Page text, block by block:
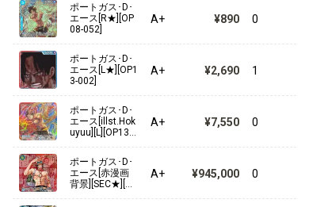
プレミアムブースター ONE PIECE CARD THE BEST ストレ
ージボックスセット
2nd ANNIVERSARY SET
プレミアムカードコレクション -リーダーコレクション-
プレミアムカードコレクション - ベストセレクションvol.3 -
ONE PIECEカードゲーム SOUND LOADER
プレミアムカードコレクション - ベストセレクションvol.2 -
ポートガス･D･
エース[R★][OP
08-052]
A+ ¥890 0
ポートガス･D･
エース[L★][OP1
3-002]
A+ ¥2,690 1
ポートガス･D･
エース[illst.Hok
uyuu][L][OP13-0
A+ ¥7,550 0
ポートガス･D･
エース[赤漫画
背景][SEC★][OP
A+ ¥945,000 0